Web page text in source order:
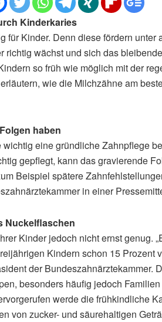
Kinderkaries
für Kinder. Denn diese fördern unter
richtig wächst und sich das
so früh wie möglich mit der
wie die Milchzähne am
haben
eine gründliche Zahnpflege
gepflegt, kann das gravierende
Beispiel spätere
in einer
Nuckelflaschen
Kinder jedoch nicht ernst genug.
Kindern schon 15 Prozent
der Bundeszahnärztekammer.
besonders häufig jedoch
werde die frühkindliche
von zucker- und säurehaltigen